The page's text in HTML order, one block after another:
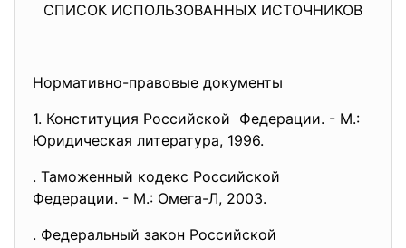
СПИСОК ИСПОЛЬЗОВАННЫХ ИСТОЧНИКОВ
Нормативно-правовые документы
1. Конституция Российской Федерации. - М.:
Юридическая литература, 1996.
. Таможенный кодекс Российской
Федерации. - М.: Омега-Л, 2003.
. Федеральный закон Российской